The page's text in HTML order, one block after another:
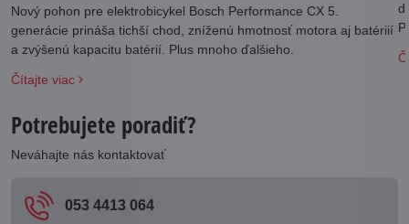
Nový pohon pre elektrobicykel Bosch Performance CX 5.
generácie prináša tichší chod, zníženú hmotnosť motora aj batériií
a zvýšenú kapacitu batérií. Plus mnoho ďalšieho.
Čítajte viac
Potrebujete poradiť?
Neváhajte nás kontaktovať
053 4413 064